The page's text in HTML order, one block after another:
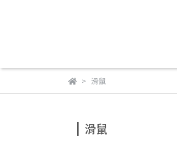
滑鼠
滑鼠